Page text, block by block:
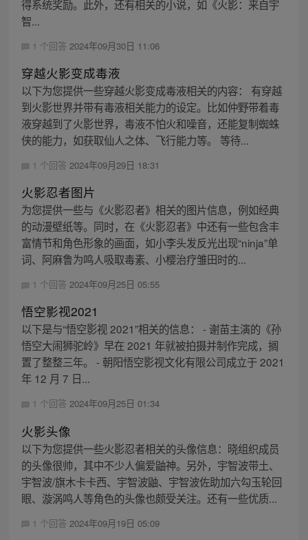
得系统奖励。此外，还有相关的小说，如《火影：来自宇
智...
1 个回答 2024年09月30日 11:06
穿越火影变成毒液
以下为您提供一些穿越火影变成毒液相关的内容： 有穿越
到火影世界并带有毒液相关能力的设定。比如仲野带着毒
液穿越到了火影世界，毒液不怕火和噪音，还能复制蜘蛛
侠的能力，如获取仙人之体、飞行能力等。 等待...
1 个回答 2024年09月29日 18:31
火影忍者图片
为您提供一些与《火影忍者》相关的图片信息，例如经典
的动漫壁纸等。同时，在《火影忍者》中还有一些包含丰
富情节和角色形象的画面，如小李头发反光出现“ninja”单
词、阿麻鲁为鸣人吸取毒素、小樱治疗雏田时的...
1 个回答 2024年09月25日 05:55
悟空影视2021
以下是与“悟空影视 2021”相关的信息： - 谢苗主演的《孙
悟空大闹狮驼岭》早在 2021 年就被拍摄并制作完成，搁
置了整整三年。 - 朝阳悟空影视文化有限公司成立于 2021
年 12 月 7 日...
1 个回答 2024年09月25日 01:34
火影头像
以下为您提供一些火影忍者相关的头像信息：晓组织成员
的头像很帅，其中不少人偏爱鼬神。另外，宇智波带土、
宇智波/旗木卡卡西、宇智波鼬、宇智波佐助加六勾玉轮回
眼、漩涡鸣人等角色的头像也颇受关注。还有一些优质...
1 个回答 2024年09月19日 05:09